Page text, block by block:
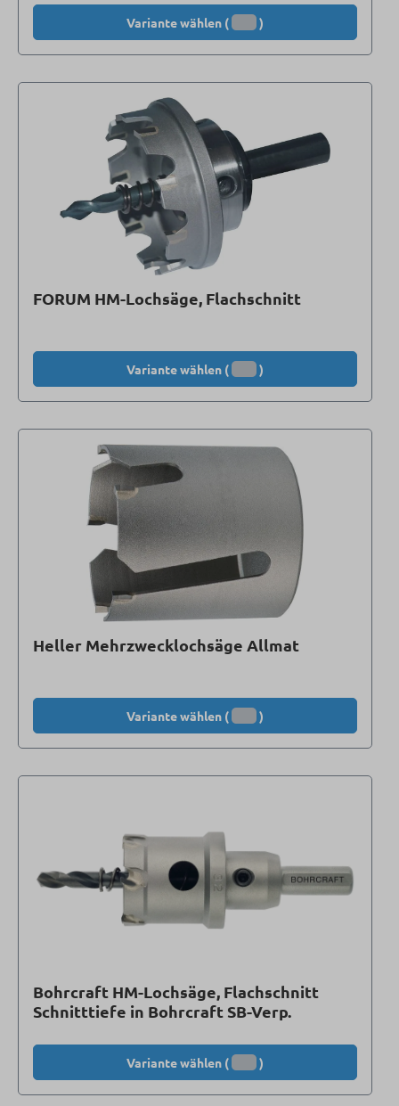
Variante wählen ( )
FORUM HM-Lochsäge, Flachschnitt
Variante wählen ( )
Heller Mehrzwecklochsäge Allmat
Variante wählen ( )
Bohrcraft HM-Lochsäge, Flachschnitt
Schnitttiefe in Bohrcraft SB-Verp.
Variante wählen ( )